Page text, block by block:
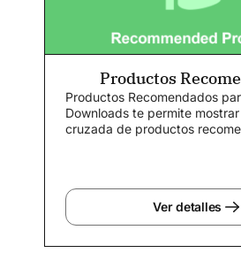
Productos
Productos Recomendados
Downloads te permite
cruzada de productos
Ver detalles